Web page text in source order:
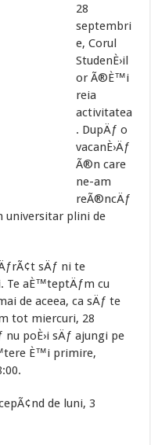
28
septembri
e, Corul
StudenÈ›il
or Ã®È™i
reia
activitatea
. DupÄƒ o
vacanÈ›Äƒ
Ã®n care
ne-am
reÃ®ncÄƒ
universitar plini de
sÄƒ ni te
Te aÈ™teptÄƒm cu
de aceea, ca sÄƒ te
tot miercuri, 28
poÈ›i sÄƒ ajungi pe
È™i primire,
de luni, 3